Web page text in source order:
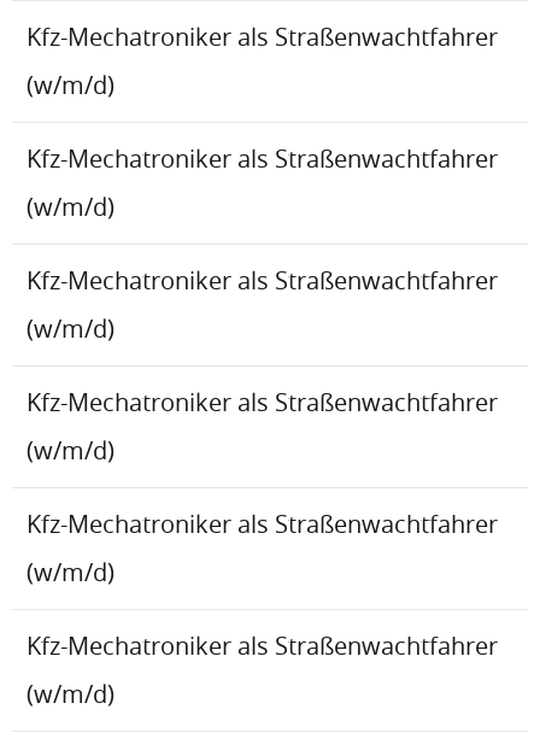
Kfz-Mechatroniker als Straßenwachtfahrer
(w/m/d)
Kfz-Mechatroniker als Straßenwachtfahrer
(w/m/d)
Kfz-Mechatroniker als Straßenwachtfahrer
(w/m/d)
Kfz-Mechatroniker als Straßenwachtfahrer
(w/m/d)
Kfz-Mechatroniker als Straßenwachtfahrer
(w/m/d)
Kfz-Mechatroniker als Straßenwachtfahrer
(w/m/d)